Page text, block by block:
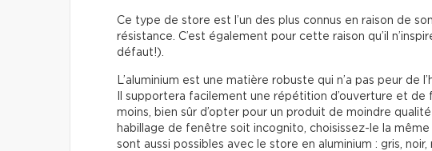
Ce type de store est l’un des plus connus en raison de
résistance. C’est également pour cette raison qu’il
défaut!).
L’aluminium est une matière robuste qui n’a pas peur de
Il supportera facilement une répétition d’ouverture et
moins, bien sûr d’opter pour un produit de moindre
habillage de fenêtre soit incognito, choisissez-le la
sont aussi possibles avec le store en aluminium : gris,